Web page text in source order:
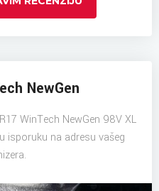
NewGen
WinTech NewGen 98V XL
isporuku na adresu vašeg